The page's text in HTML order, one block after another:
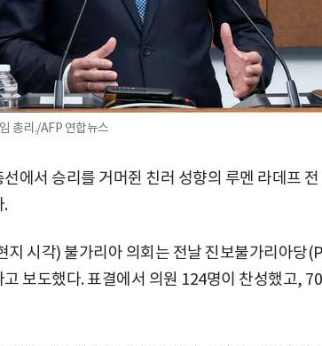
총리./AFP 연합뉴스
에서 승리를 거머쥔 친러 성향의 루멘 라데프
.
지 시각) 불가리아 의회는 전날 진보불가리아당
보도했다. 표결에서 의원 124명이 찬성했고,